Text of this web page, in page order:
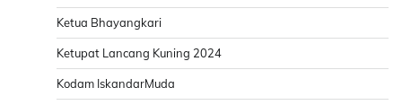
Ketua Bhayangkari
Ketupat Lancang Kuning 2024
Kodam IskandarMuda